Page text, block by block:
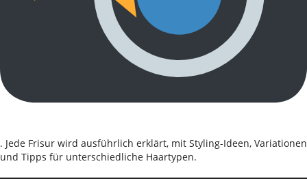
. Jede Frisur wird ausführlich erklärt, mit Styling-Ideen, Variationen
und Tipps für unterschiedliche Haartypen.